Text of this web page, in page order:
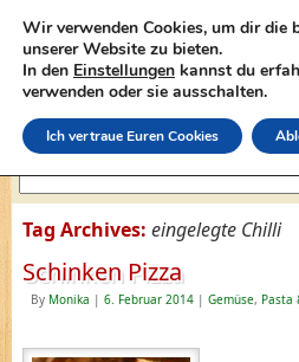
lasagne-rezepte.net
Tag Archives: eingelegte Chilli
Schinken Pizza
By Monika | 6. Februar 2014 | Gemüse, Pasta
Wir verwenden Cookies, um dir die
unserer Website zu bieten.
In den Einstellungen kannst du
verwenden oder sie ausschalten.
Ich vertraue Euren Cookies